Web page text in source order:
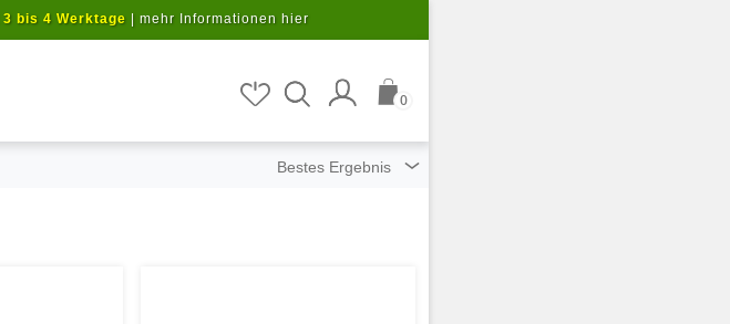
3 bis 4 Werktage mehr Informationen hier
0